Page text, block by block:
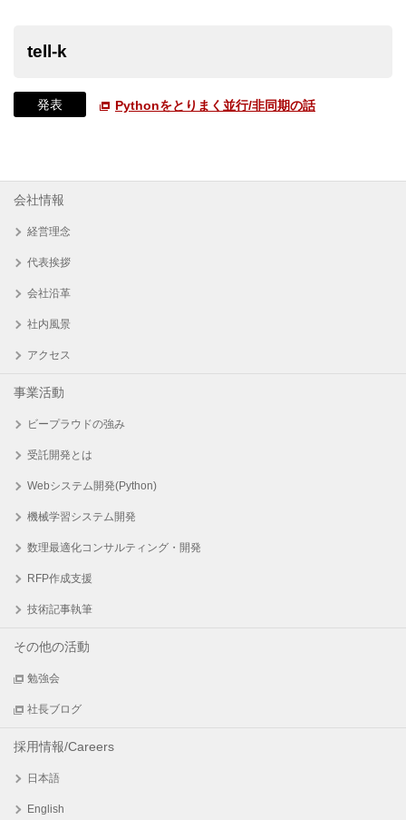
tell-k
発表 Pythonをとりまく並行/非同期の話
会社情報
経営理念
代表挨拶
会社沿革
社内風景
アクセス
事業活動
ビープラウドの強み
受託開発とは
Webシステム開発(Python)
機械学習システム開発
数理最適化コンサルティング・開発
RFP作成支援
技術記事執筆
その他の活動
勉強会
社長ブログ
採用情報/Careers
日本語
English